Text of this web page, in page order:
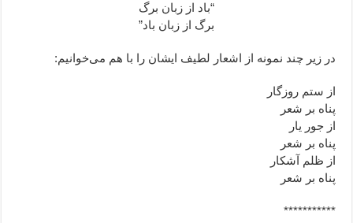
“باد از زبان برگ
برگ از زبان باد”
در زیر چند نمونه از اشعار لطیف ایشان را با هم می‌خوانیم:
از ستم روزگار
پناه بر شعر
از جور یار
پناه بر شعر
از ظلم آشکار
پناه بر شعر
***********